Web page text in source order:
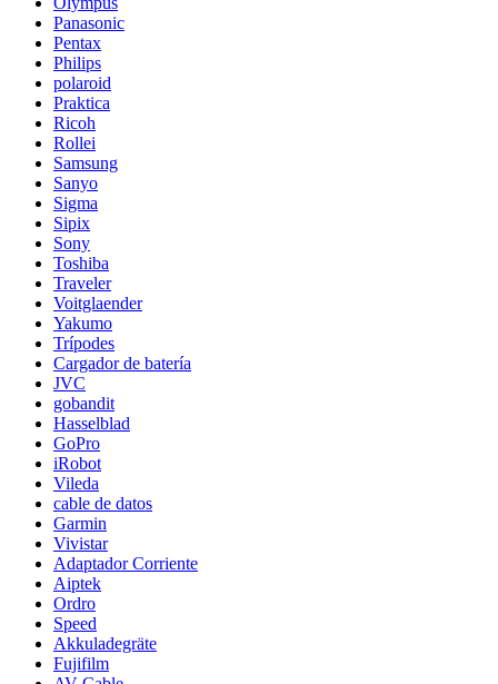
Panasonic
Pentax
Philips
polaroid
Praktica
Ricoh
Rollei
Samsung
Sanyo
Sigma
Sipix
Sony
Toshiba
Traveler
Voitglaender
Yakumo
Trípodes
Cargador de batería
JVC
gobandit
Hasselblad
GoPro
iRobot
Vileda
cable de datos
Garmin
Vivistar
Adaptador Corriente
Aiptek
Ordro
Speed
Akkuladegräte
Fujifilm